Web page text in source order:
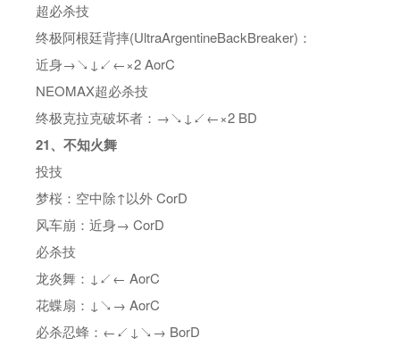
超必杀技
终极阿根廷背摔(UltraArgentineBackBreaker)：
近身→↘↓↙←×2 AorC
NEOMAX超必杀技
终极克拉克破坏者：→↘↓↙←×2 BD
21、不知火舞
投技
梦桜：空中除↑以外 CorD
风车崩：近身→ CorD
必杀技
龙炎舞：↓↙← AorC
花蝶扇：↓↘→ AorC
必杀忍蜂：←↙↓↘→ BorD